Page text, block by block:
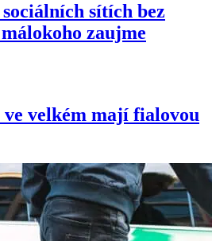
sítích bez
zaujme
velkém mají fialovou